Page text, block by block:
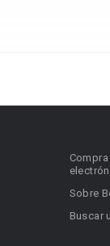
Sobre
Buscar